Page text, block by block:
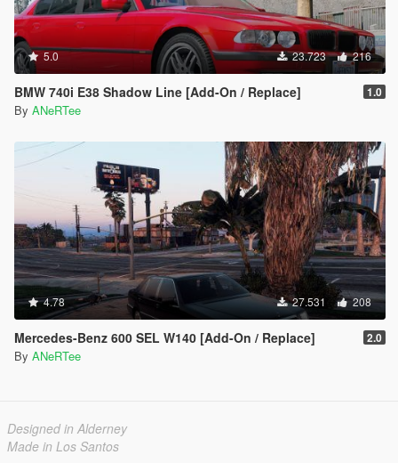
5.0 23.723 216
BMW 740i E38 Shadow Line [Add-On / Replace] 1.0
By ANeRTee
4.78 27.531 208
Mercedes-Benz 600 SEL W140 [Add-On / Replace] 2.0
By ANeRTee
Designed in Alderney
Made in Los Santos